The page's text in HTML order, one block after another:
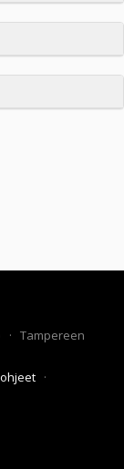
· Tampereen
·